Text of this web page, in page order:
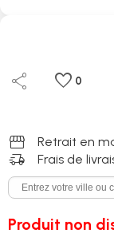
share favorite 0
storefront Retrait en
delivery_truck_speed Frais de
Produit non